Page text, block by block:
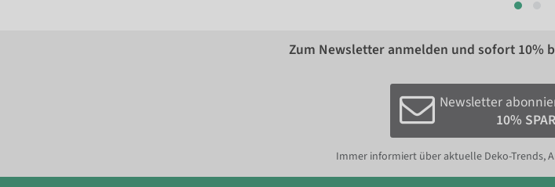
Zum Newsletter anmelden und sofort 10%
Newsletter
10%
Immer informiert über aktuelle Deko-Trends,